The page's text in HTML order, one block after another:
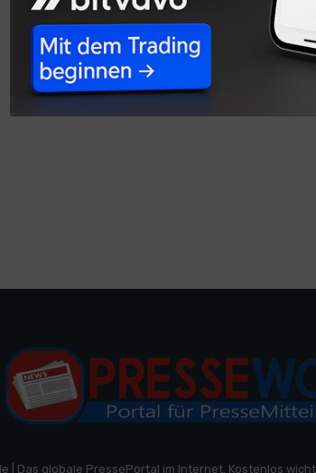
| Das globale PressePortal im Internet. Kostenlos